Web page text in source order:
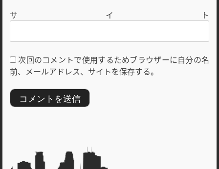
サイト
次回のコメントで使用するためブラウザーに自分の名
前、メールアドレス、サイトを保存する。